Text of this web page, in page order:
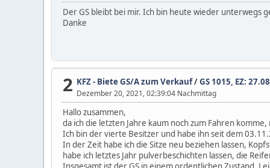
Der GS bleibt bei mir. Ich bin heute wieder unterwegs
Danke
2 KFZ - Biete GS/A zum Verkauf/GS 1015, EZ:
Dezember 20, 2021, 02:39:04 Nachmittag
Hallo zusammen,
da ich die letzten Jahre kaum noch zum Fahren
Ich bin der vierte Besitzer und habe ihn seit dem
In der Zeit habe ich die Sitze neu beziehen lassen,
habe ich letztes Jahr pulverbeschichten lassen, die